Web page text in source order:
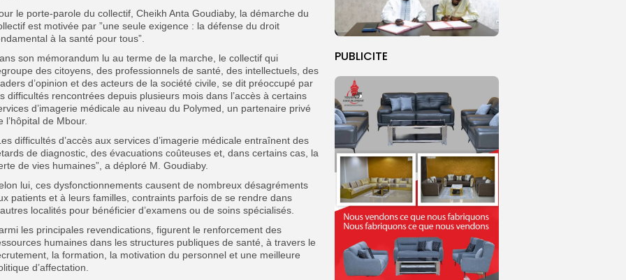
PUBLICITE
le porte-parole du collectif, Cheikh Anta Goudiaby, la démarche du
est motivée par ”une seule exigence : la défense du droit
à la santé pour tous”.
son mémorandum lu au terme de la marche, le collectif qui
des citoyens, des professionnels de santé, des intellectuels, des
d’opinion et des acteurs de la société civile, se dit préoccupé par
difficultés rencontrées depuis plusieurs mois dans l’accès à certains
d’imagerie médicale au niveau du Polymed, un partenaire privé
l’hôpital de Mbour.
difficultés d’accès aux services d’imagerie médicale entraînent des
de diagnostic, des évacuations coûteuses et, dans certains cas, la
de vies humaines”, a déploré M. Goudiaby.
lui, ces dysfonctionnements causent de nombreux désagréments
patients et à leurs familles, contraints parfois de se rendre dans
localités pour bénéficier d’examens ou de soins spécialisés.
les principales revendications, figurent le renforcement des
humaines dans les structures publiques de santé, à travers le
la formation, la motivation du personnel et une meilleure
d’affectation.